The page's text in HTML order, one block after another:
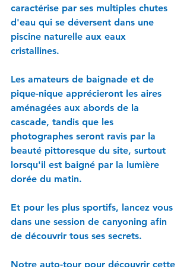
caractérise par ses multiples chutes
d'eau qui se déversent dans une
piscine naturelle aux eaux
cristallines.
Les amateurs de baignade et de
pique-nique apprécieront les aires
aménagées aux abords de la
cascade, tandis que les
photographes seront ravis par la
beauté pittoresque du site, surtout
lorsqu'il est baigné par la lumière
dorée du matin.
Et pour les plus sportifs, lancez vous
dans une session de canyoning afin
de découvrir tous ses secrets.
Notre auto-tour pour découvrir cette